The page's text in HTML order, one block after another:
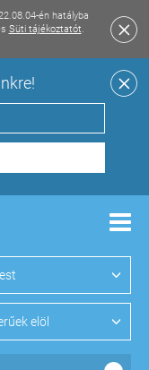
én hatályba
Süti tájékoztatót.
elöl